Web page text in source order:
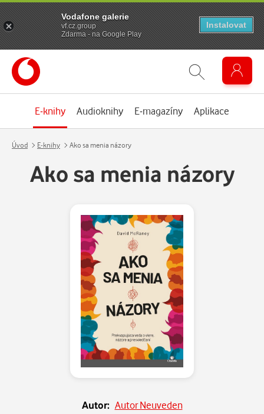
E-knihy Audioknihy E-magazíny Aplikace
Úvod E-knihy Ako sa menia názory
Ako sa menia názory
Autor: Autor Neuveden
Vodafone galerie
vf.cz.group
Zdarma - na Google Play
Instalovat